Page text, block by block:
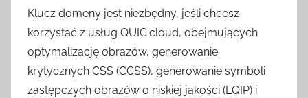
Klucz domeny jest niezbędny, jeśli chcesz
korzystać z usług QUIC.cloud, obejmujących
optymalizację obrazów, generowanie
krytycznych CSS (CCSS), generowanie symboli
zastępczych obrazów o niskiej jakości (LQIP) i